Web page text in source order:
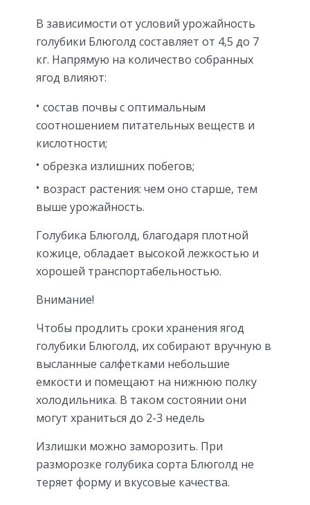
В зависимости от условий урожайность
голубики Блюголд составляет от 4,5 до 7
кг. Напрямую на количество собранных
ягод влияют:
состав почвы с оптимальным
соотношением питательных веществ и
кислотности;
обрезка излишних побегов;
возраст растения: чем оно старше, тем
выше урожайность.
Голубика Блюголд, благодаря плотной
кожице, обладает высокой лежкостью и
хорошей транспортабельностью.
Внимание!
Чтобы продлить сроки хранения ягод
голубики Блюголд, их собирают вручную в
высланные салфетками небольшие
емкости и помещают на нижнюю полку
холодильника. В таком состоянии они
могут храниться до 2-3 недель
Излишки можно заморозить. При
разморозке голубика сорта Блюголд не
теряет форму и вкусовые качества.